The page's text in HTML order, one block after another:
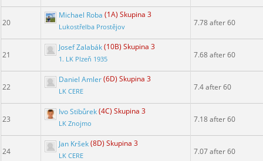
20
Michael Roba (1A) Skupina 3
Lukostřelba Prostějov 7.78 after 60
21
Josef Zalabák(10B) Skupina 3
1. LK Plzeň 1935 7.68 after 60
22
Daniel Amler(6D) Skupina 3
LK CERE 7.4 after 60
23
Ivo Stibůrek(4C) Skupina 3
LK Znojmo 7.18 after 60
24
Jan Kršek(8D) Skupina 3
LK CERE 7.07 after 60